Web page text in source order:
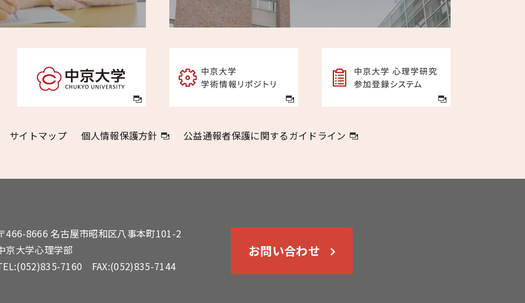
サイトマップ 個人情報保護方針 公益通報者保護に関するガイドライン
466-8666 名古屋市昭和区八事本町101-2
京大学心理学部
(052)835-7160 FAX:(052)835-7144
お問い合わせ